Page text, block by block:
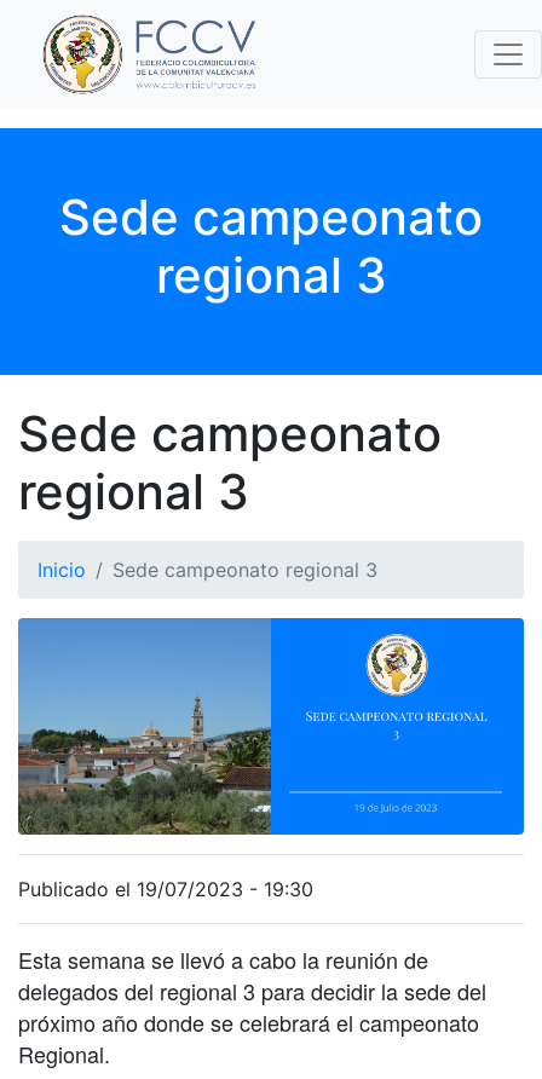
Sede campeonato
regional 3
Sede campeonato
regional 3
Inicio Sede campeonato regional 3
Publicado el 19/07/2023 - 19:30
Esta semana se llevó a cabo la reunión de
delegados del regional 3 para decidir la sede del
próximo año donde se celebrará el campeonato
Regional.